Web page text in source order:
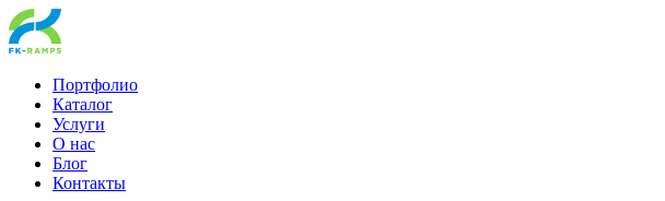
Портфолио
Каталог
Услуги
О нас
Блог
Контакты